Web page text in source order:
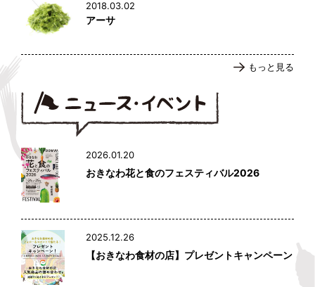
2018.03.02
アーサ
もっと見る
2026.01.20
おきなわ花と食のフェスティバル2026
2025.12.26
【おきなわ食材の店】プレゼントキャンペーン